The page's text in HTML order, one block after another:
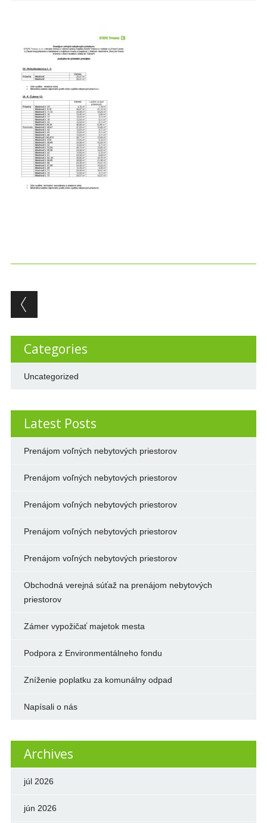
Post navigation
Categories
Uncategorized
Latest Posts
Prenájom voľných nebytových priestorov
Prenájom voľných nebytových priestorov
Prenájom voľných nebytových priestorov
Prenájom voľných nebytových priestorov
Prenájom voľných nebytových priestorov
Obchodná verejná súťaž na prenájom nebytových
priestorov
Zámer vypožičať majetok mesta
Podpora z Environmentálneho fondu
Zníženie poplatku za komunálny odpad
Napísali o nás
Archives
júl 2026
jún 2026